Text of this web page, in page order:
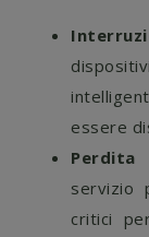
essere
servizio
critici